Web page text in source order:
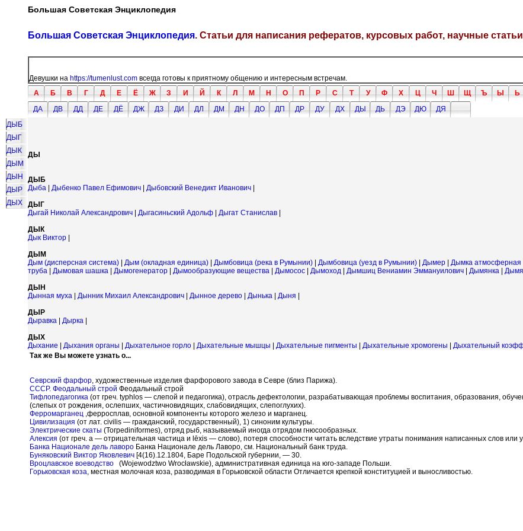
Большая Советская Энциклопедия
Большая Советская Энциклопедия. Статьи для написания рефератов, курсовых работ, научные
Девушки на https://tumenlust.com всегда готовы к приятному общению и интересным встречам.
А
Б В Г Д Е Ё Ж З И Й К Л М Н О П Р С Т У Ф Х Ц Ч Ш Щ Ъ Ы Ь
ДА
ДВ ДД ДЕ ДЁ ДЖ ДЗ ДИ ДЛ ДМ ДН ДО ДП ДР ДУ ДХ ДЫ ДЬ ДЭ ДЮ
ДЯ
ДЫБ
ДЫГ
ДЫК
ДЫМ
ДЫН
ДЫР
ДЫХ
ДЫ
ДЫБ
Дыба
Дыбенко Павел Ефимович Дыбовский Венедикт Иванович
ДЫГ
Дыгай Николай Александрович
Дыгасиньский Адольф Дыгат Станислав
ДЫК
Дык Виктор
ДЫМ
Дым (дисперсная система)
Дым (окладная единица) Дымбовица (река в Румынии) Дымбовица (уезд в Румынии) Дымер Дымка атмосферная
труба
Дымовая шашка Дымогенератор Дымообразующие вещества Дымосос Дымоход Дымшиц Вениамин Эммануилович Дымянка
ДЫН
Дынная муха
Дынник Михаил Александрович Дынное дерево Дынька Дыня
ДЫР
Дыравка
Дырка
ДЫХ
Дыхание
Дыхания органы Дыхательное горло Дыхательные мышцы Дыхательные пигменты Дыхательные хромогены Дыхательный
Так же Вы можете узнать о...
Севрский фарфор, художественные изделия фарфорового завода в Севре (близ Парижа).
СССР. Феодальный строй Феодальный строй
Тифлопедагогика (от греч. typhlos — слепой и педагогика), отрасль дефектологии, разрабатывающая проблемы воспитания, образования,
(слепых от рождения, ослепших, частичновидящих, слабовидящих, слепоглухих).
Ферромарганец ,ферросплав, основной компоненты которого железо и марганец.
Цивилизация (от лат. civilis — гражданский, государственный), 1) синоним культуры.
Электрические скаты (Тогреdiniformes), отряд рыб, называемый иногда отрядом гнюсообразных.
Алексия (от греч. а — отрицательная частица и l ēxis — слово), потеря способности читать вследствие утраты понимания написанных слов или
Банка Национале дель лаворо Банка Национале дель Лаворо, см. Национальный банк труда.
Буняковский Виктор Яковлевич [4(16).12.1804, Баре Подольской губернии, — 30.
Вроцлавское воеводство (Wojewodztwo Wrocławskie), административная единица на юго-западе Польши.
Горьковская коза, местная молочная коза, разводимая в Горьковской области Отличается крепкой конституцией и выносливостью.